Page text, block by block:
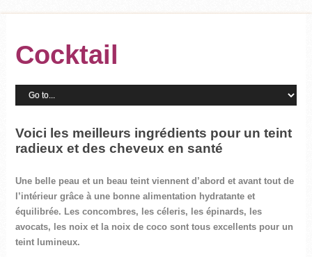
Cocktail
Voici les meilleurs ingrédients pour un teint
radieux et des cheveux en santé
Une belle peau et un beau teint viennent d’abord et avant tout de
l’intérieur grâce à une bonne alimentation hydratante et
équilibrée. Les concombres, les céleris, les épinards, les
avocats, les noix et la noix de coco sont tous excellents pour un
teint lumineux.